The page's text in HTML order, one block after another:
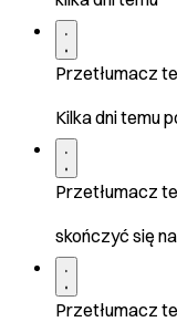
Przetłumacz
Kilka dni temu
Przetłumacz
skończyć się
Przetłumacz